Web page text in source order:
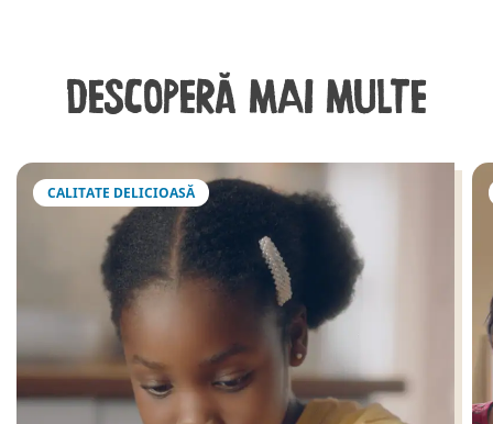
DESCOPERĂ MAI MULTE
CALITATE DELICIOASĂ